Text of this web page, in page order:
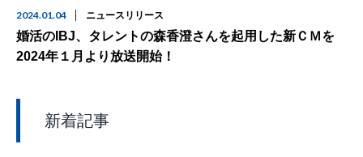
2024.01.04 ニュースリリース
婚活のIBJ、タレントの森香澄さんを起用した新ＣＭを
2024年１月より放送開始！
新着記事